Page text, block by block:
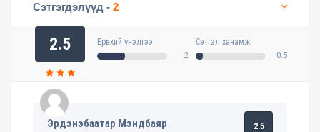
Сэтгэгдэлүүд - 2
2.5 Ерөнхий үнэлгээ
2
Сэтгэл ханамж
0.5
Эрдэнэбаатар Мэндбаяр 2.5